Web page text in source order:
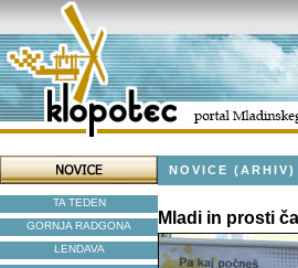
TA TEDEN
GORNJA RADGONA
LENDAVA
NOVICE (ARHIV)
Mladi in prosti